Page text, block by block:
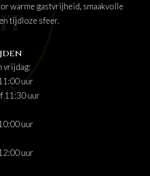
warme gastvrijheid, smaakvolle
tijdloze sfeer.
vrijdag:
uur
11:30 uur
uur
uur